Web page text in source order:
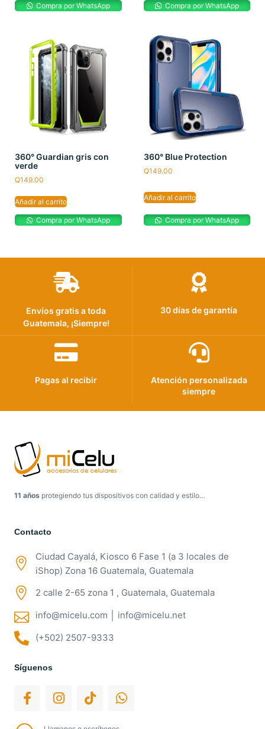
Compra por WhatsApp Compra por WhatsApp
360° Guardian gris con
verde
Q149.00
Añadir al carrito
Compra por WhatsApp
360° Blue Protection
Q149.00
Añadir al carrito
Compra por WhatsApp
Envíos gratis a toda
Guatemala, ¡Siempre!
30 días de garantía
Pagas al recibir
Atención personalizada
siempre
11 años protegiendo tus dispositivos con calidad y estilo…
Contacto
Ciudad Cayalá, Kiosco 6 Fase 1 (a 3 locales de
iShop) Zona 16 Guatemala, Guatemala
2 calle 2-65 zona 1 , Guatemala, Guatemala
info@micelu.com │ info@micelu.net
(+502) 2507-9333
Síguenos